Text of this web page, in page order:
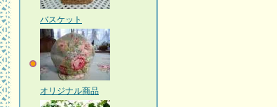
バスケット
オリジナル商品